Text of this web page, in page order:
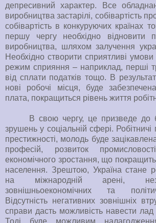
депресивний характер. Все
виробництва застарілі, собівартість
собівартість в конкуруючих країнах
першу чергу необхідно відновити
виробництва, шляхом залучення
Необхідно створити сприятливі
режим сприяння – наприклад, перші
від сплати податків тощо. В
нові робочі місця, буде
плата, покращиться рівень життя
В свою чергу, це призведе до
зрушень у соціальній сфері. Робітничі
престижності, молодь буде
професій, розвиток
економічного зростання, що покращить
населення. Зрештою, Україна стане
на міжнародній арені,
зовнішньоекономічних та
Відсутність негативних зовнішніх
справи дасть можливість навести лад
Тоді буде можливим